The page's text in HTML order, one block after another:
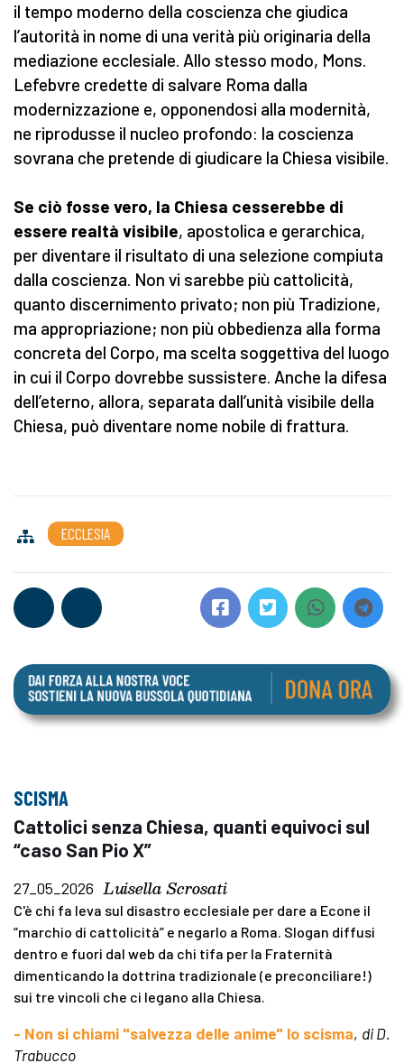
il tempo moderno della coscienza che giudica
l’autorità in nome di una verità più originaria della
mediazione ecclesiale. Allo stesso modo, Mons.
Lefebvre credette di salvare Roma dalla
modernizzazione e, opponendosi alla modernità,
ne riprodusse il nucleo profondo: la coscienza
sovrana che pretende di giudicare la Chiesa visibile.
Se ciò fosse vero, la Chiesa cesserebbe di
essere realtà visibile, apostolica e gerarchica,
per diventare il risultato di una selezione compiuta
dalla coscienza. Non vi sarebbe più cattolicità,
quanto discernimento privato; non più Tradizione,
ma appropriazione; non più obbedienza alla forma
concreta del Corpo, ma scelta soggettiva del luogo
in cui il Corpo dovrebbe sussistere. Anche la difesa
dell’eterno, allora, separata dall’unità visibile della
Chiesa, può diventare nome nobile di frattura.
ECCLESIA
SCISMA
Cattolici senza Chiesa, quanti equivoci sul
“caso San Pio X”
27_05_2026 Luisella Scrosati
C'è chi fa leva sul disastro ecclesiale per dare a Econe il
“marchio di cattolicità” e negarlo a Roma. Slogan diffusi
dentro e fuori dal web da chi tifa per la Fraternità
dimenticando la dottrina tradizionale (e preconciliare!)
sui tre vincoli che ci legano alla Chiesa.
- Non si chiami "salvezza delle anime" lo scisma, di D.
Trabucco